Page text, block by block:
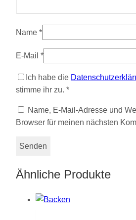
Name *
E-Mail *
Ich habe die
stimme ihr zu. *
Name, E-Mail-Adresse und
Browser für meinen nächsten
Ähnliche Produkte